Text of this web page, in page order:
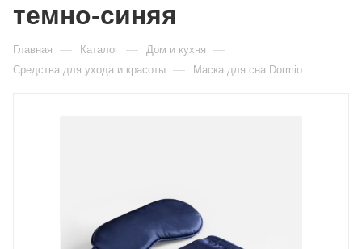
темно-синяя
Главная — Каталог — Дом и кухня —
Средства для ухода и красоты — Маска для сна Dormio